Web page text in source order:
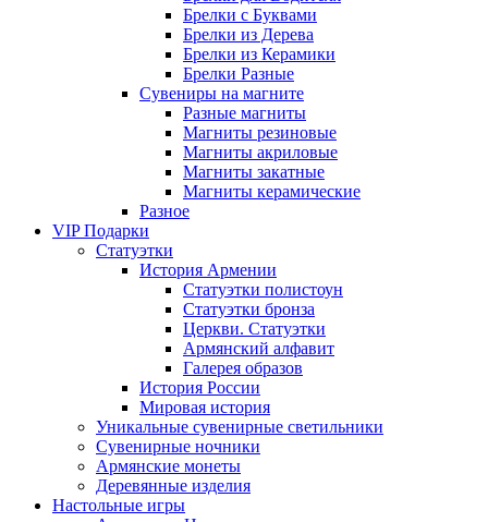
Брелки с Буквами
Брелки из Дерева
Брелки из Керамики
Брелки Разные
Сувениры на магните
Разные магниты
Магниты резиновые
Магниты акриловые
Магниты закатные
Магниты керамические
Разное
VIP Подарки
Статуэтки
История Армении
Статуэтки полистоун
Статуэтки бронза
Церкви. Статуэтки
Армянский алфавит
Галерея образов
История России
Мировая история
Уникальные сувенирные светильники
Сувенирные ночники
Армянские монеты
Деревянные изделия
Настольные игры